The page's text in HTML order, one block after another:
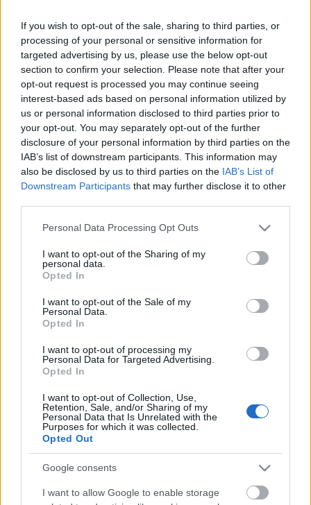
If you wish to opt-out of the sale, sharing to third parties, or
processing of your personal or sensitive information for
targeted advertising by us, please use the below opt-out
section to confirm your selection. Please note that after your
opt-out request is processed you may continue seeing
interest-based ads based on personal information utilized by
us or personal information disclosed to third parties prior to
your opt-out. You may separately opt-out of the further
disclosure of your personal information by third parties on the
IAB’s list of downstream participants. This information may
also be disclosed by us to third parties on the IAB’s List of
Downstream Participants that may further disclose it to other
Please note that this website/app uses one or more Google
not limited to your visit or usage behaviour. You may click to
grant or deny consent to Google and its third-party tags to
use your data for below specified purposes in below Google
consent section.
Personal Data Processing Opt Outs
I want to opt-out of the Sharing of my
personal data.
Opted In
I want to opt-out of the Sale of my
Personal Data.
Opted In
I want to opt-out of processing my
Personal Data for Targeted Advertising.
Opted In
I want to opt-out of Collection, Use,
Retention, Sale, and/or Sharing of my
Personal Data that Is Unrelated with the
Purposes for which it was collected.
Opted Out
Google consents
I want to allow Google to enable storage
merülni,hogy tudniillik én felesküdtem meg ...
Át kell gondolnom az életemet
isolde •2015. július 18.
Kaptam némi, ööö, híreket a munkahelyemről,
amelyeket anarchista hevületemmel hajlamos
vagyok részben a kisstílű intrika, részben a nagystílű
Eutanázia pszichés zavarokban, na
jól van már
Klassz és okos dolgokat mond az Unoka Zsolt ebben
cikkben. Igen hasonlóan gondolom én is.
Borzongjon régi elmeosztályok
fotóin!
2015. június 03.
Témánknál maradva: nem kicsit démonizálja a
pszichiátriátez a bejegyzés, ugyanakkor tényleg
nagyon jók a fotók. Meg a falanszterblog amúgy is ...